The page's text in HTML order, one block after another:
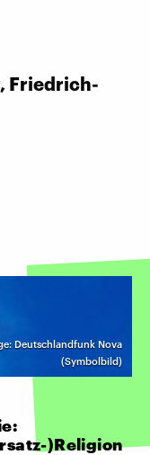
Friedrich-
Deutschlandfunk Nova
(Symbolbild)
)Religion